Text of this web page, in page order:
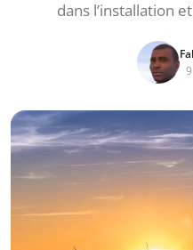
dans l’installation